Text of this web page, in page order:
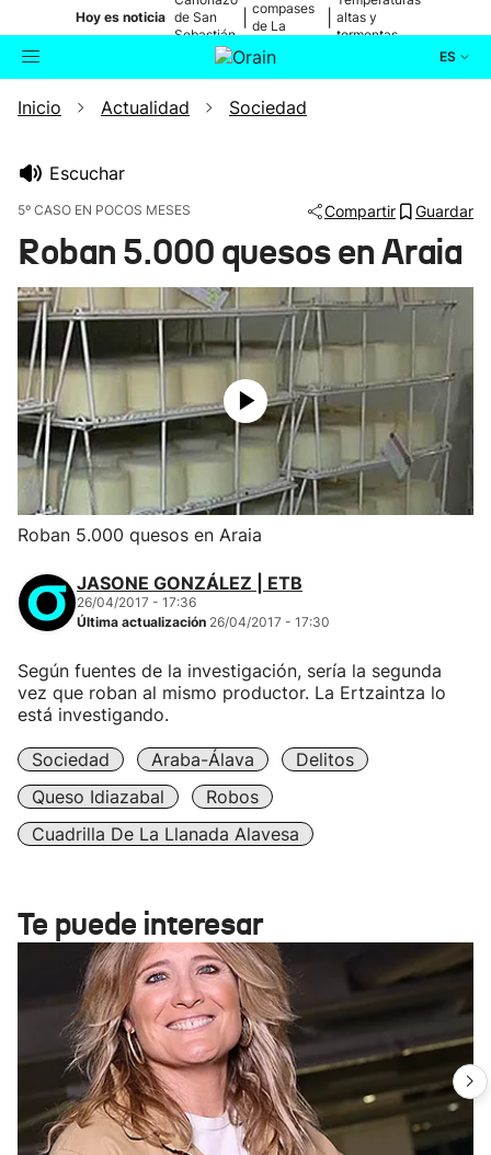
Hoy es noticia de San
Sebastián
compases
de La
altas y
tormentas
ES
Buscador Actualidad
Ikusmiran
Eguraldia
Inicio Actualidad Sociedad
Escuchar
5º CASO EN POCOS MESES Compartir Guardar
Roban 5.000 quesos en Araia
Roban 5.000 quesos en Araia
JASONE GONZÁLEZ | ETB
26/04/2017 - 17:36
Última actualización 26/04/2017 - 17:30
Según fuentes de la investigación, sería la segunda
vez que roban al mismo productor. La Ertzaintza lo
está investigando.
Sociedad Araba-Álava
Delitos
Queso Idiazabal
Robos
Cuadrilla De La Llanada Alavesa
Te puede interesar